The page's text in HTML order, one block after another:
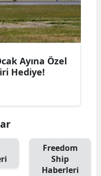
Ayına Özel
Hediye!
Freedom
Ship
Haberleri